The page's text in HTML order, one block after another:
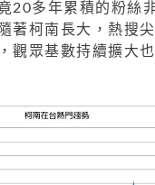
20多年累積的粉絲
著柯南長大，熱搜
觀眾基數持續擴大